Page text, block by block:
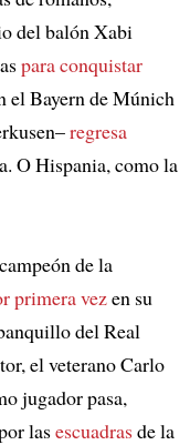
del balón Xabi
para conquistar
el Bayern de Múnich
regresa
O Hispania, como la
de la
primera vezen su
del Real
el veterano Carlo
jugador pasa,
lasescuadrasde la